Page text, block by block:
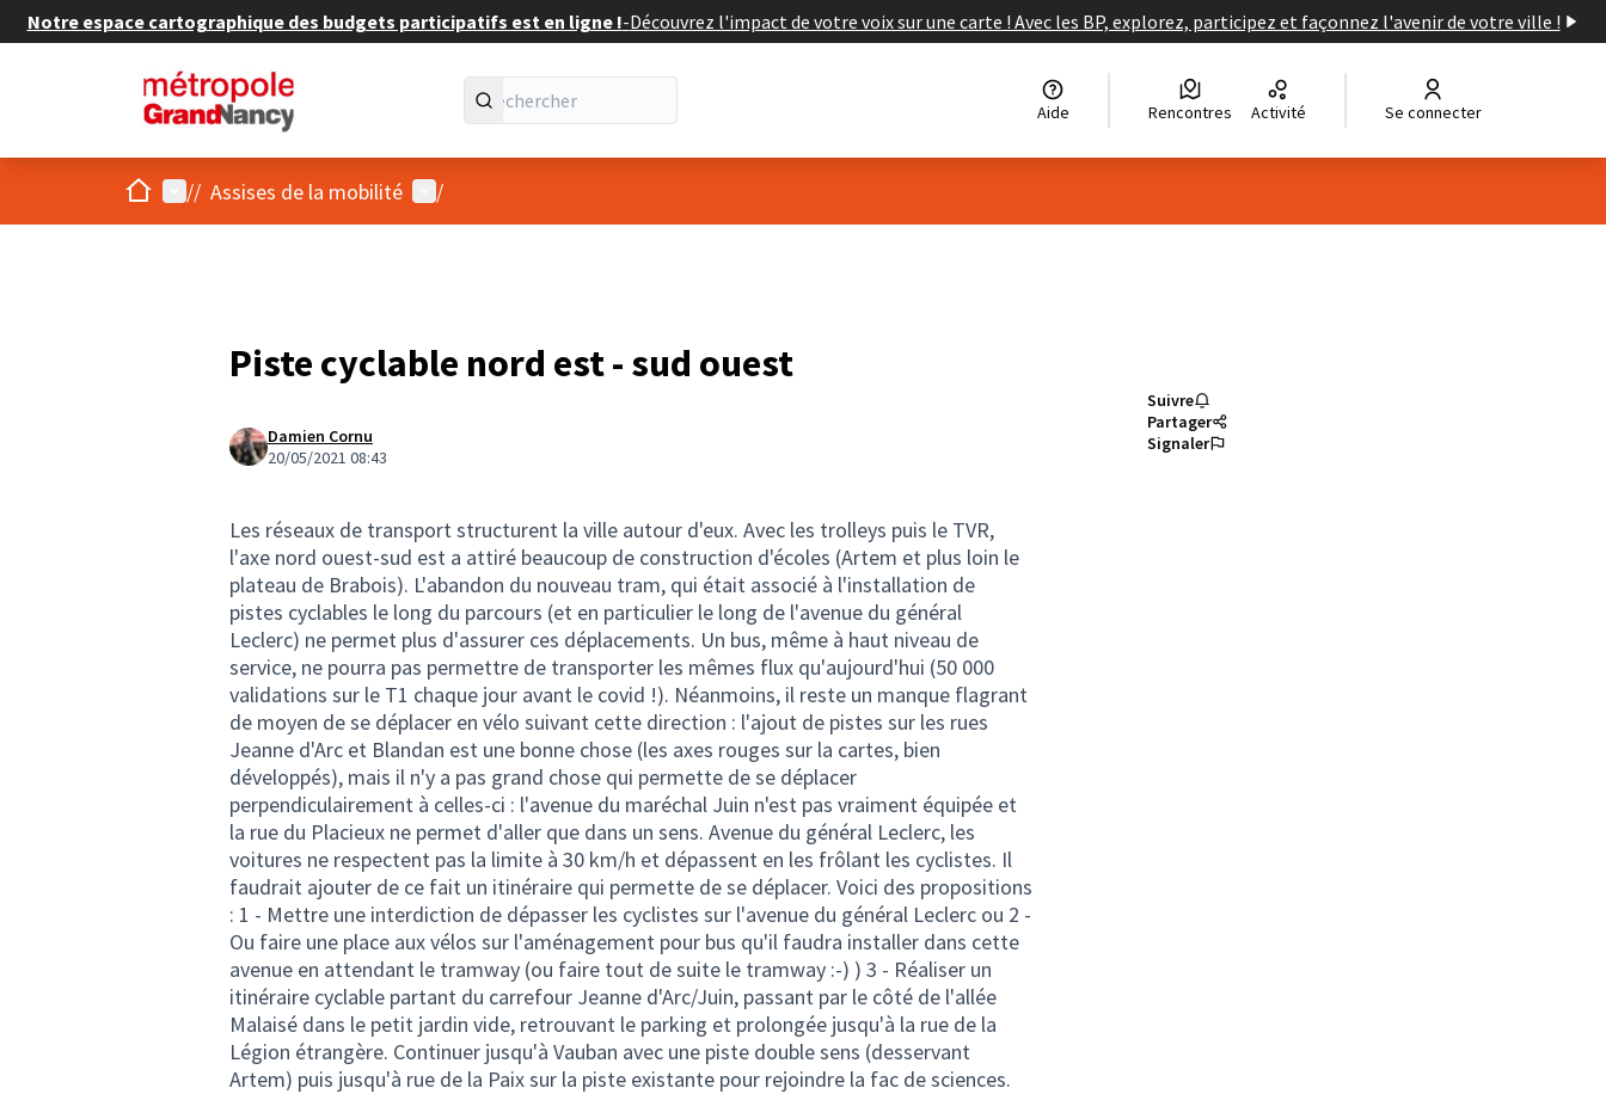
Notre espace cartographique des budgets participatifs est en ligne !-Découvrez l'impact de votre voix sur une carte ! Avec les BP, explorez, participez et façonnez l'avenir de votre ville !
Aide Rencontres Activité Se connecter
AccueilMenu principal
// Assises de la mobilité Menu utilisateur
/
Piste cyclable nord est - sud ouest
Damien Cornu
20/05/2021 08:43
Les réseaux de transport structurent la ville autour d'eux. Avec les trolleys puis le TVR,
l'axe nord ouest-sud est a attiré beaucoup de construction d'écoles (Artem et plus loin le
plateau de Brabois). L'abandon du nouveau tram, qui était associé à l'installation de
pistes cyclables le long du parcours (et en particulier le long de l'avenue du général
Leclerc) ne permet plus d'assurer ces déplacements. Un bus, même à haut niveau de
service, ne pourra pas permettre de transporter les mêmes flux qu'aujourd'hui (50 000
validations sur le T1 chaque jour avant le covid !). Néanmoins, il reste un manque flagrant
de moyen de se déplacer en vélo suivant cette direction : l'ajout de pistes sur les rues
Jeanne d'Arc et Blandan est une bonne chose (les axes rouges sur la cartes, bien
développés), mais il n'y a pas grand chose qui permette de se déplacer
perpendiculairement à celles-ci : l'avenue du maréchal Juin n'est pas vraiment équipée et
la rue du Placieux ne permet d'aller que dans un sens. Avenue du général Leclerc, les
voitures ne respectent pas la limite à 30 km/h et dépassent en les frôlant les cyclistes. Il
faudrait ajouter de ce fait un itinéraire qui permette de se déplacer. Voici des propositions
: 1 - Mettre une interdiction de dépasser les cyclistes sur l'avenue du général Leclerc ou 2 -
Ou faire une place aux vélos sur l'aménagement pour bus qu'il faudra installer dans cette
avenue en attendant le tramway (ou faire tout de suite le tramway :-) ) 3 - Réaliser un
itinéraire cyclable partant du carrefour Jeanne d'Arc/Juin, passant par le côté de l'allée
Malaisé dans le petit jardin vide, retrouvant le parking et prolongée jusqu'à la rue de la
Légion étrangère. Continuer jusqu'à Vauban avec une piste double sens (desservant
Artem) puis jusqu'à rue de la Paix sur la piste existante pour rejoindre la fac de sciences.
Suivre
Partager
Signaler